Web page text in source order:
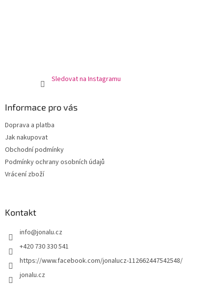
Sledovat na Instagramu
Informace pro vás
Doprava a platba
Jak nakupovat
Obchodní podmínky
Podmínky ochrany osobních údajů
Vrácení zboží
Kontakt
info@jonalu.cz
+420 730 330 541
https://www.facebook.com/jonalucz-112662447542548/
jonalu.cz